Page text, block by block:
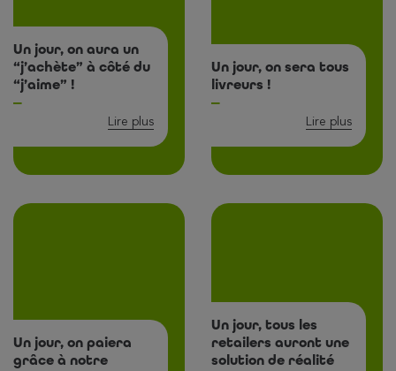
Un jour, on aura un
“j’achète” à côté du
“j’aime” !
Lire plus
Un jour, on sera tous
livreurs !
Lire plus
Un jour, on paiera
grâce à notre
Un jour, tous les
retailers auront une
solution de réalité